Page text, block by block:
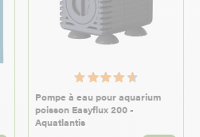
Pompe à eau pour aquarium
poisson Easyflux 200 -
Aquatlantis